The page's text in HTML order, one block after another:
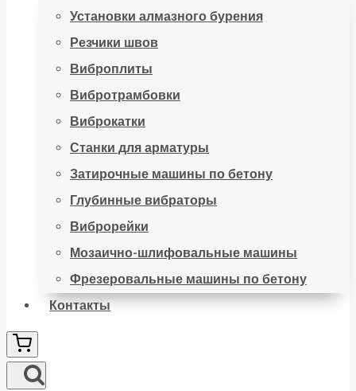
Установки алмазного бурения
Резчики швов
Виброплиты
Вибротрамбовки
Виброкатки
Станки для арматуры
Затирочные машины по бетону
Глубинные вибраторы
Виброрейки
Мозаично-шлифовальные машины
Фрезеровальные машины по бетону
Контакты